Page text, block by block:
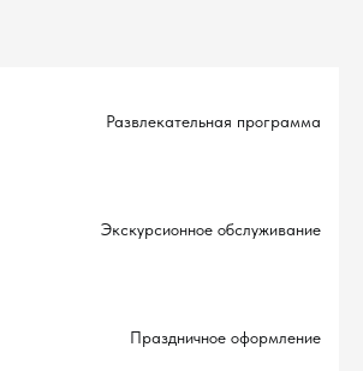
Развлекательная программа
Экскурсионное обслуживание
Праздничное оформление